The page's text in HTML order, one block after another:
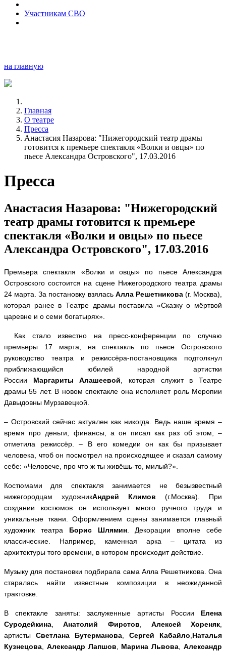
Участникам СВО
на главную
Главная
О театре
Пресса
Анастасия Назарова: "Нижегородский театр драмы
готовится к премьере спектакля «Волки и овцы» по
пьесе Александра Островского", 17.03.2016
Пресса
Анастасия Назарова: "Нижегородский
театр драмы готовится к премьере
спектакля «Волки и овцы» по пьесе
Александра Островского", 17.03.2016
Премьера спектакля «Волки и овцы» по пьесе Александра
Островского состоится на сцене Нижегородского театра драмы
24 марта. За постановку взялась Алла Решетникова (г. Москва),
которая ранее в Театре драмы поставила «Сказку о мёртвой
царевне и о семи богатырях».
Как стало известно на пресс-конференции по случаю
премьеры 17 марта, на спектакль по пьесе Островского
руководство театра и режиссёра-постановщика подтолкнул
приближающийся юбилей народной артистки
России Маргариты Алашеевой , которая служит в Театре
драмы 55 лет. В новом спектакле она исполняет роль Меропии
Давыдовны Мурзавецкой.
– Островский сейчас актуален как никогда. Ведь наше время –
время про деньги, финансы, а он писал как раз об этом, –
отметила режиссёр. – В его комедии он как бы призывает
человека, чтоб он посмотрел на происходящее и сказал самому
себе: «Человече, про что ж ты живёшь-то, милый?».
Костюмами для спектакля занимается не безызвестный
нижегородцам художникАндрей Климов (г.Москва). При
создании костюмов он использует много ручного труда и
уникальные ткани. Оформлением сцены занимается главный
художник театра Борис Шлямин. Декорации вполне себе
классические. Например, каменная арка – цитата из
архитектуры того времени, в котором происходит действие.
Музыку для постановки подбирала сама Алла Решетникова. Она
старалась найти известные композиции в неожиданной
трактовке.
В спектакле заняты: заслуженные артисты России Елена
Суродейкина ,Анатолий Фирстов Алексей Хореняк
артисты Светлана Бутерманова Сергей Кабайло Наталья
Кузнецова
Александр Лапшов Марина Львова ,Александр